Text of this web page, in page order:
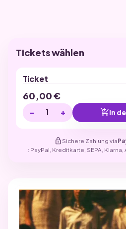
Tickets wählen
Ticket
60,00€
− + add_shopping_cartIn
lock Sichere Zahlung via
: PayPal, Kreditkarte, SEPA,